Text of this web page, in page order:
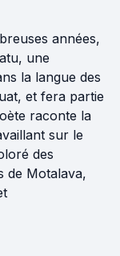
années,
une
la langue des
et fera partie
raconte la
sur le
des
de Motalava,